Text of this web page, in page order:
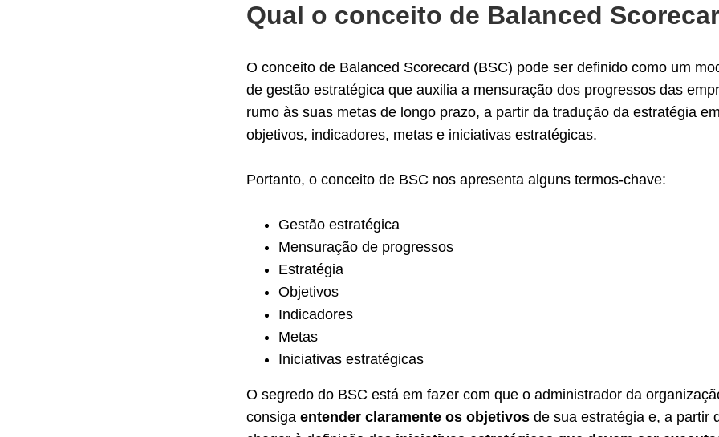
Qual o conceito de Balanced
O conceito de Balanced Scorecard (BSC) pode ser definido como um
de gestão estratégica que auxilia a mensuração dos progressos das
rumo às suas metas de longo prazo, a partir da tradução da estratégia em
objetivos, indicadores, metas e iniciativas estratégicas.
Portanto, o conceito de BSC nos apresenta alguns termos-chave:
Gestão estratégica
Mensuração de progressos
Estratégia
Objetivos
Indicadores
Metas
Iniciativas estratégicas
O segredo do BSC está em fazer com que o administrador da
consiga entender claramente os objetivos de sua estratégia e, a partir